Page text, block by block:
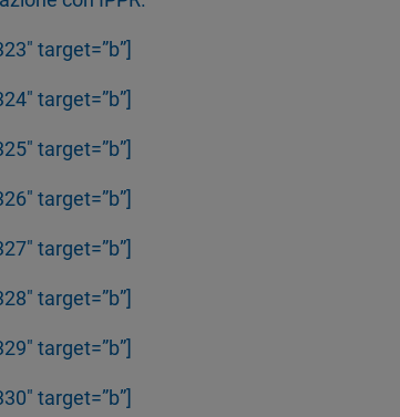
target=”b”]
target=”b”]
target=”b”]
target=”b”]
target=”b”]
target=”b”]
target=”b”]
target=”b”]